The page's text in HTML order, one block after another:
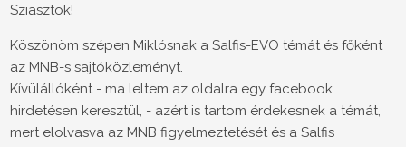
Sziasztok!
Köszönöm szépen Miklósnak a Salfis-EVO témát és főként
az MNB-s sajtóközleményt.
Kívülállóként - ma leltem az oldalra egy facebook
hirdetésen keresztül, - azért is tartom érdekesnek a témát,
mert elolvasva az MNB figyelmeztetését és a Salfis